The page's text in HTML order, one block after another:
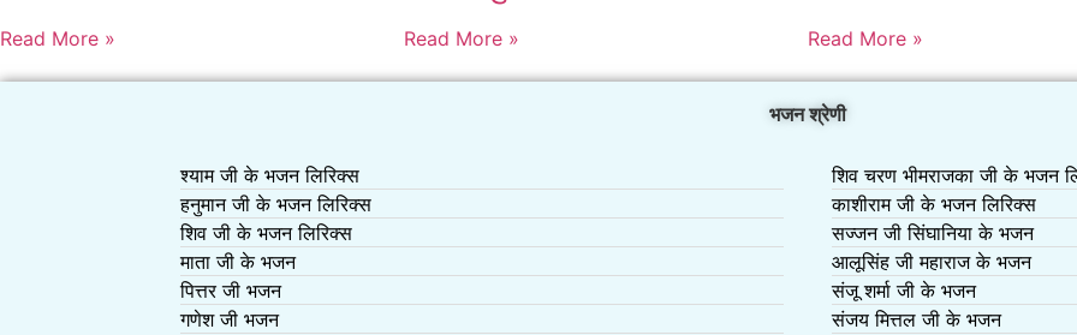
Read More » Read More » Read More »
भजन श्रेणी
श्याम जी के भजन लिरिक्स
हनुमान जी के भजन लिरिक्स
शिव जी के भजन लिरिक्स
माता जी के भजन
पित्तर जी भजन
गणेश जी भजन
शिव चरण भीमराजका जी के भजन
काशीराम जी के भजन लिरिक्स
सज्जन जी सिंघानिया के भजन
आलूसिंह जी महाराज के भजन
संजू शर्मा जी के भजन
संजय मित्तल जी के भजन